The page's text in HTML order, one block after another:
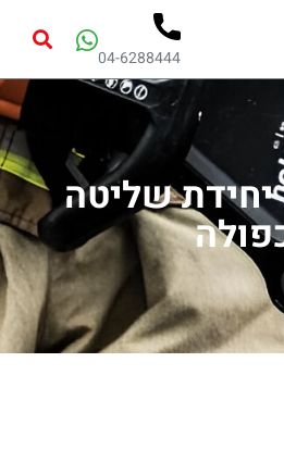
04-6288444
יחידת שליטה